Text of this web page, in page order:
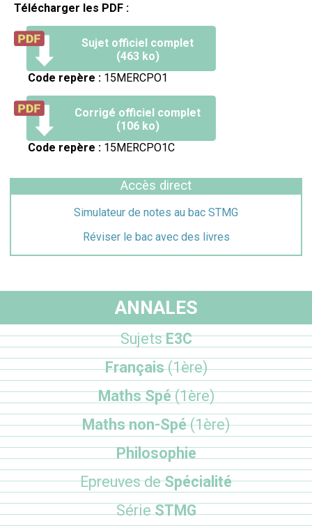
Télécharger les PDF :
Sujet officiel complet
(463 ko)
Code repère : 15MERCPO1
Corrigé officiel complet
(106 ko)
Code repère : 15MERCPO1C
Accès direct
Simulateur de notes au bac STMG
Réviser le bac avec des livres
ANNALES
SujetsE3C
Français(1ère)
Maths Spé(1ère)
Maths non-Spé(1ère)
Philosophie
Epreuves deSpécialité
SérieSTMG